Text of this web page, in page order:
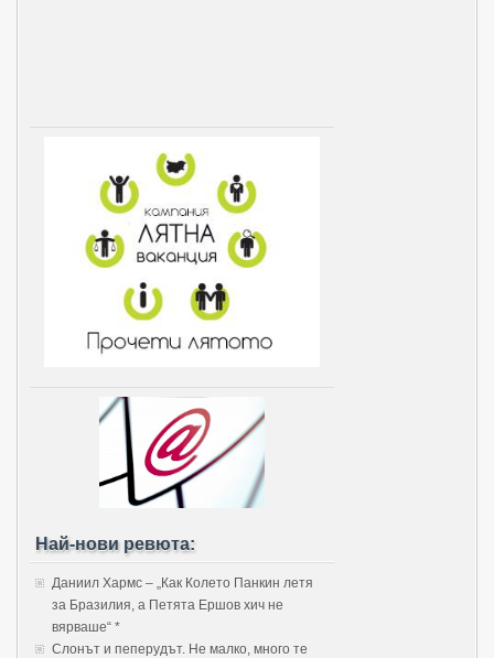
Най-нови ревюта:
Даниил Хармс – „Как Колето Панкин летя
за Бразилия, а Петята Ершов хич не
вярваше“ *
Слонът и пеперудът. Не малко, много те